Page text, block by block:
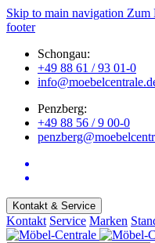
Skip to main navigation Zum
footer
Schongau:
+49 88 61 / 93 01-0
Penzberg:
+49 88 56 / 9 00-0
Kontakt & Service
Kontakt Service Marken